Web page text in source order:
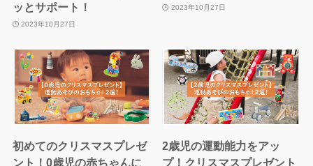
ッとサポート！
2023年10月27日
2023年10月27日
初めてのクリスマスプレゼ
ント！0歳児の赤ちゃんに
2歳児の運動能力をアッ
プ！クリスマスプレゼント